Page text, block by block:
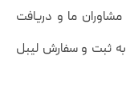
ما و دریافت
به ثبت و سفارش لیبل